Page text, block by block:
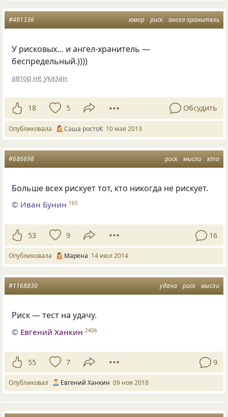
юмор риск ангел хранитель
#491336
У рисковых… и ангел-хранитель —
беспредельный.))))
автор не указан
18 5 Обсудить
Опубликовала Саша ростоК 10 мая 2013
риск мысли кто
#686698
Больше всех рискует тот, кто никогда не рискует.
© Иван Бунин 165
53 9 16
Опубликовала Марена 14 июл 2014
удача риск мысли
#1168830
Риск — тест на удачу.
© Евгений Ханкин 2406
55 7 9
Опубликовал Евгений Ханкин 09 ноя 2018